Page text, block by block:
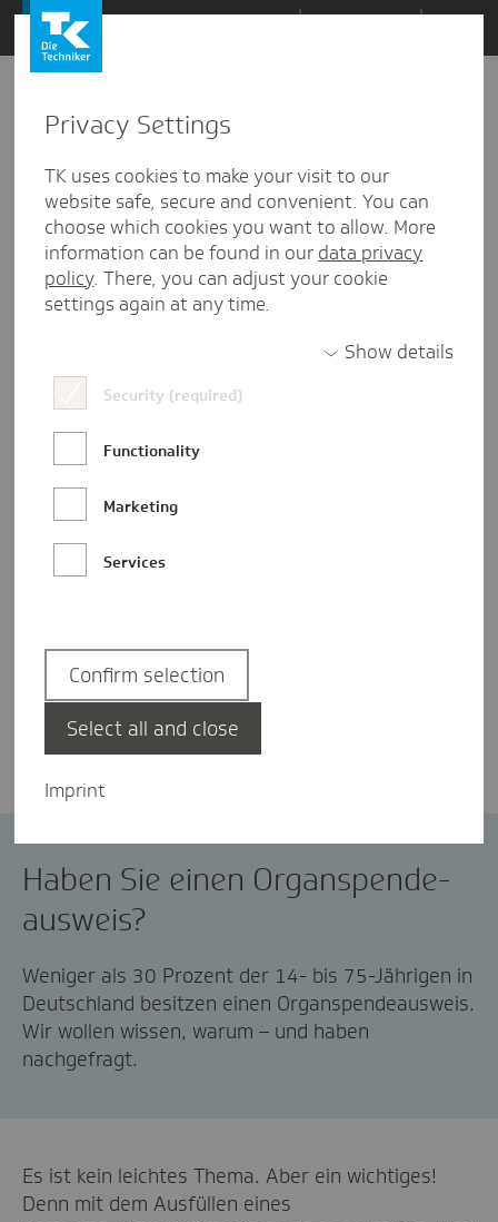
Zum
Inhalt
springen
den
Kommentaren
Christopher Conze
Haben Sie einen Organ­spende­
ausweis?
Weniger als 30 Prozent der 14- bis 75-Jährigen in
Deutschland besitzen einen Organspendeausweis.
Wir wollen wissen, warum – und haben
nachgefragt.
Es ist kein leichtes Thema. Aber ein wichtiges!
Denn mit dem Ausfüllen eines
Privacy Settings
TK uses cookies to make your visit to our
website safe, secure and convenient. You can
choose which cookies you want to allow. More
information can be found in our data privacy
policy. There, you can adjust your cookie
settings again at any time.
Show details
Security (required)
Functionality
Marketing
Services
Imprint
Confirm selection
Select all and close